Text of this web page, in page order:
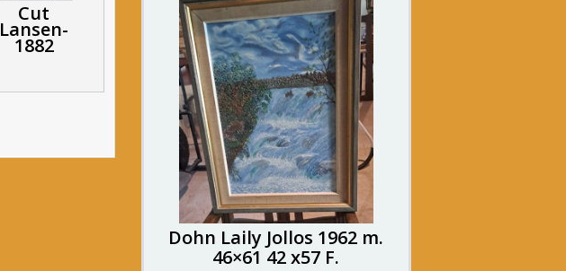
Cut
Lansen-
1882
Dohn Laily Jollos 1962 m.
46×61 42 x57 F.